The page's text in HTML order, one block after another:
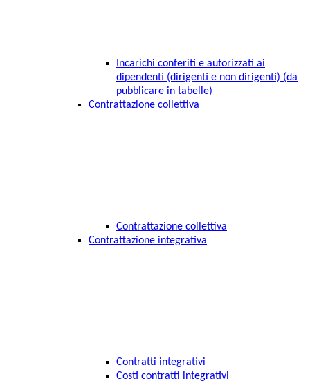
Incarichi conferiti e autorizzati ai
dipendenti (dirigenti e non dirigenti) (da
pubblicare in tabelle)
Contrattazione collettiva
Contrattazione collettiva
Contrattazione integrativa
Contratti integrativi
Costi contratti integrativi